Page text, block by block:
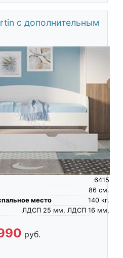
с дополнительным
6415
см.
86
место
кг.
140
ЛДСП 25 мм, ЛДСП 16 мм,
руб.